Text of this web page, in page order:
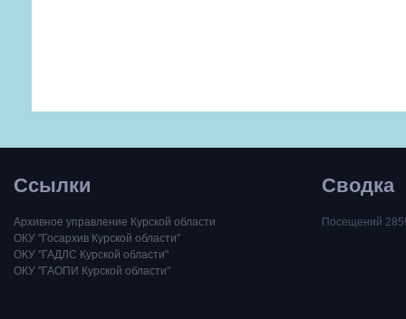
Ссылки
Архивное управление Курской области
ОКУ "Госархив Курской области"
ОКУ "ГАДЛС Курской области"
ОКУ "ГАОПИ Курской области"
Сводка
Посещений